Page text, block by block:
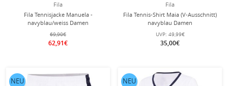
Fila
Fila Tennisjacke Manuela -
navyblau/weiss Damen
69,90€
62,91€
Fila
Fila Tennis-Shirt Maia (V-Ausschnitt)
navyblau Damen
UVP: 49,99€
35,00€
NEU NEU